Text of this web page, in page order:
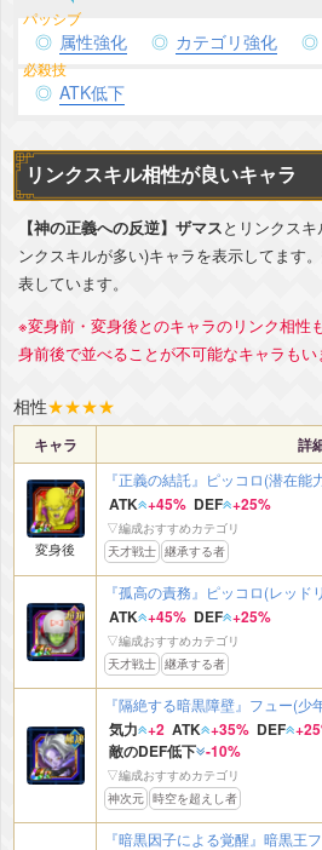
属性強化 カテゴリ強化
ATK低下
リンクスキル相性が良いキャラ
【神の正義への反逆】ザマスとリンクス
ンクスキルが多い)キャラを表示してます
表しています。
※変身前・変身後とのキャラのリンク相性
身前後で並べることが不可能なキャラもい
相性★★★★
キャラ 詳
変身後
『正義の結託』ピッコロ(潜在能
ATK +45% DEF +25%
▽編成おすすめカテゴリ
天才戦士 継承する者
『孤高の責務』ピッコロ(レッド
ATK +45% DEF +25%
▽編成おすすめカテゴリ
天才戦士 継承する者
『隔絶する暗黒障壁』フュー(
気力 +2 ATK +35% DEF
敵のDEF低下 -10%
▽編成おすすめカテゴリ
神次元 時空を超えし者
『暗黒因子による覚醒』暗黒王